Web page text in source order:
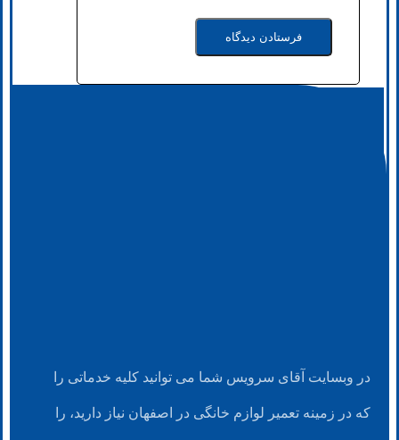
در وبسایت آقای سرویس شما می توانید کلیه خدماتی را
که در زمینه تعمیر لوازم خانگی در اصفهان نیاز دارید، را